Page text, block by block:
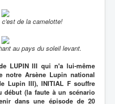
de la camelotte!
au pays du soleil levant.
LUPIN III qui n'a lui-même
notre Arsène Lupin national
Lupin III), INITIAL F souffre
(la faute à un scénario
dans une épisode de 20